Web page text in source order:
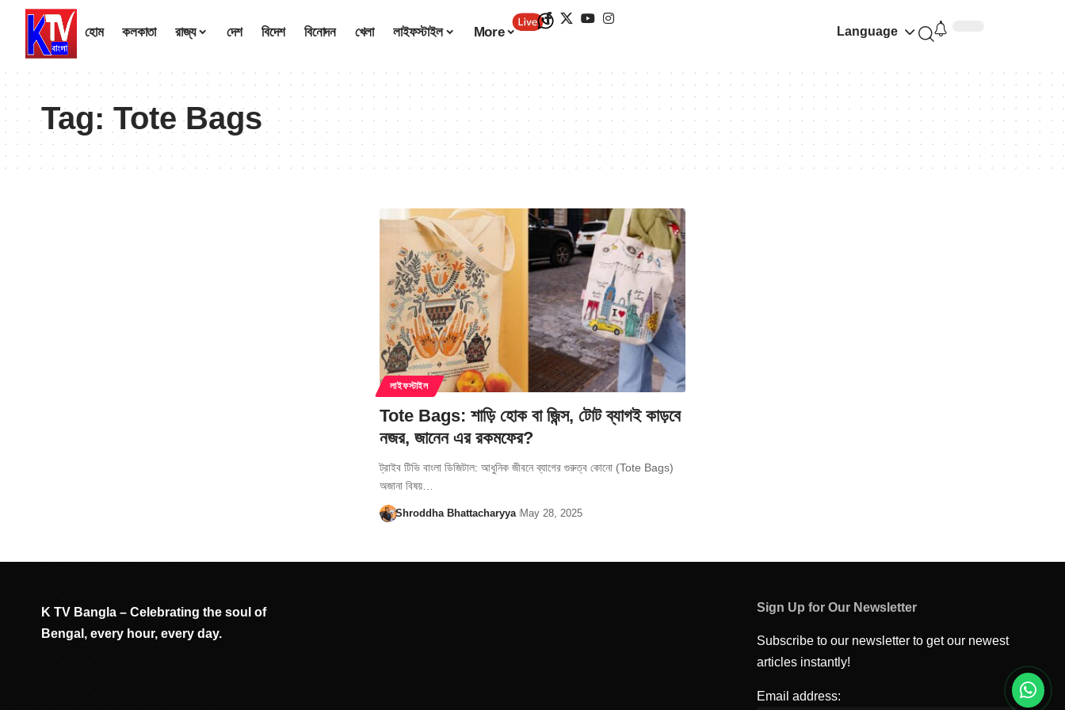
হোম কলকাতা রাজ্য দেশ বিদেশ বিনোদন খেলা লাইফস্টাইল More Language
Tag:Tote Bags
লাইফস্টাইল
Tote Bags: শাড়ি হোক বা জিন্স, টোট ব্যাগই কাড়বে
নজর, জানেন এর রকমফের?
ট্রাইব টিভি বাংলা ডিজিটাল: আধুনিক জীবনে ব্যাগের গুরুত্ব কোনো (Tote Bags)
অজানা বিষয়…
Shroddha Bhattacharyya May 28, 2025
K TV Bangla – Celebrating the soul of
Bengal, every hour, every day.
Sign Up for Our Newsletter
Subscribe to our newsletter to get our newest
articles instantly!
Email address: